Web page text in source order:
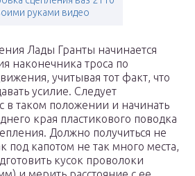
руками видео
Лады Гранты начинается
наконечника троса по
учитывая тот факт, что
усилие. Следует
в таком положении и начинать
края пластикового поводка
Должно получиться не
под капотом не так много места,
кусок проволоки